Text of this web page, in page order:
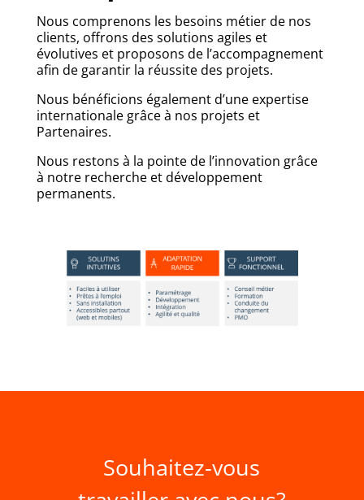
Nous comprenons les besoins métier de nos
clients, offrons des solutions agiles et
évolutives et proposons de l’accompagnement
afin de garantir la réussite des projets.
Nous bénéficions également d’une expertise
internationale grâce à nos projets et
Partenaires.
Nous restons à la pointe de l’innovation grâce
à notre recherche et développement
permanents.
Souhaitez-vous